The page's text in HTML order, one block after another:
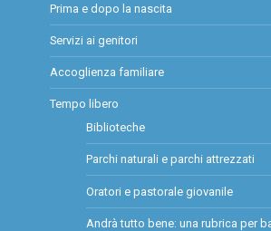
Prima e dopo la nascita
Servizi ai genitori
Accoglienza familiare
Tempo libero
Biblioteche
Parchi naturali e parchi attrezzati
Oratori e pastorale giovanile
Andrà tutto bene: una rubrica per